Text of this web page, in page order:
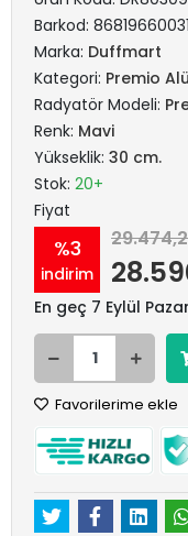
Barkod:
Marka: Duffmart
Kategori: Premio
Radyatör Modeli:
Renk: Mavi
Yükseklik: 30 cm.
Stok: 20+
Fiyat
%3
indirim
En geç 7 Eylül
Favorilerime ekle